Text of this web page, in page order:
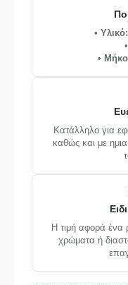
Το
• Υλικό:
•
•
Κατάλληλο για
καθώς και με
Η τιμή αφορά ένα
χρώματα ή